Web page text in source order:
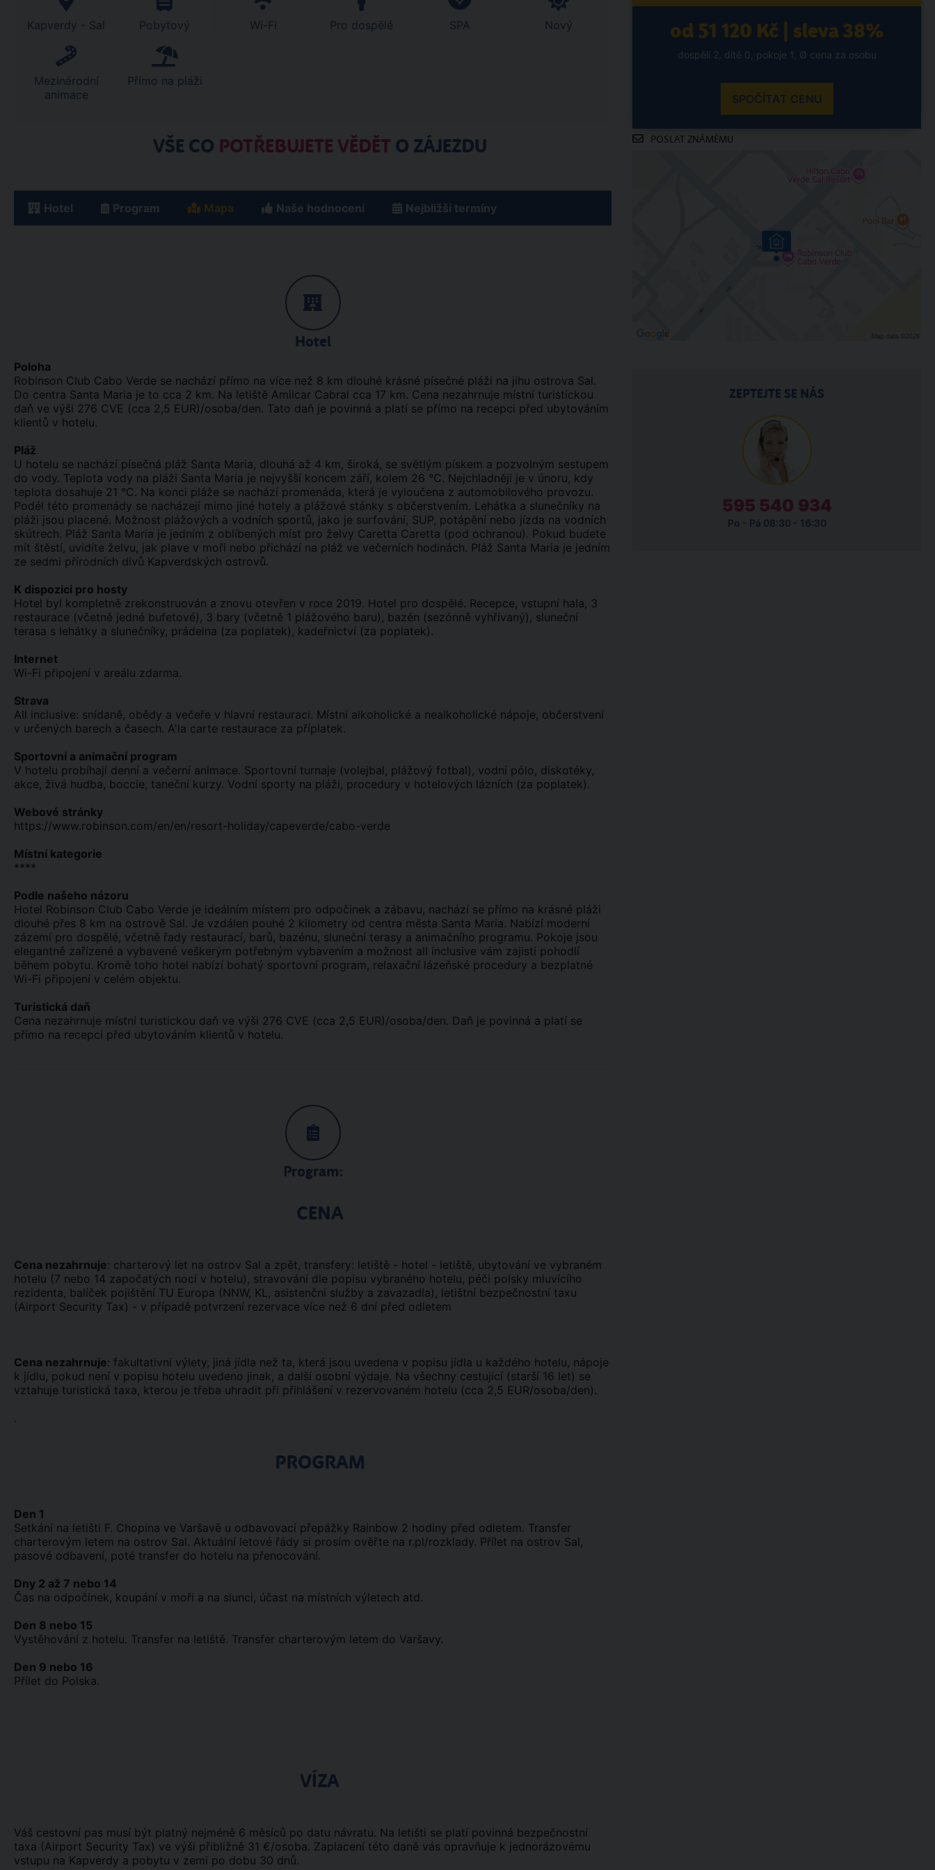
Kapverdy - Sal Pobytový Wi-Fi Pro dospělé SPA Nový
Mezinárodní
animace
Přímo na pláži
VŠE CO POTŘEBUJETE VĚDĚT O ZÁJEZDU
Hotel Program Mapa Naše hodnocení Nejbližší termíny
Hotel
Poloha
Robinson Club Cabo Verde se nachází přímo na více než 8 km dlouhé krásné písečné pláži na jihu ostrova Sal.
Do centra Santa Maria je to cca 2 km. Na letiště Amilcar Cabral cca 17 km. Cena nezahrnuje místní turistickou
daň ve výši 276 CVE (cca 2,5 EUR)/osoba/den. Tato daň je povinná a platí se přímo na recepci před ubytováním
klientů v hotelu.
Pláž
U hotelu se nachází písečná pláž Santa Maria, dlouhá až 4 km, široká, se světlým pískem a pozvolným sestupem
do vody. Teplota vody na pláži Santa Maria je nejvyšší koncem září, kolem 26 °C. Nejchladněji je v únoru, kdy
teplota dosahuje 21 °C. Na konci pláže se nachází promenáda, která je vyloučena z automobilového provozu.
Podél této promenády se nacházejí mimo jiné hotely a plážové stánky s občerstvením. Lehátka a slunečníky na
pláži jsou placené. Možnost plážových a vodních sportů, jako je surfování, SUP, potápění nebo jízda na vodních
skútrech. Pláž Santa Maria je jedním z oblíbených míst pro želvy Caretta Caretta (pod ochranou). Pokud budete
mít štěstí, uvidíte želvu, jak plave v moři nebo přichází na pláž ve večerních hodinách. Pláž Santa Maria je jedním
ze sedmi přírodních divů Kapverdských ostrovů.
K dispozici pro hosty
Hotel byl kompletně zrekonstruován a znovu otevřen v roce 2019. Hotel pro dospělé. Recepce, vstupní hala, 3
restaurace (včetně jedné bufetové), 3 bary (včetně 1 plážového baru), bazén (sezónně vyhřívaný), sluneční
terasa s lehátky a slunečníky, prádelna (za poplatek), kadeřnictví (za poplatek).
Internet
Wi-Fi připojení v areálu zdarma.
Strava
All inclusive: snídaně, obědy a večeře v hlavní restauraci. Místní alkoholické a nealkoholické nápoje, občerstvení
v určených barech a časech. A'la carte restaurace za příplatek.
Sportovní a animační program
V hotelu probíhají denní a večerní animace. Sportovní turnaje (volejbal, plážový fotbal), vodní pólo, diskotéky,
akce, živá hudba, boccie, taneční kurzy. Vodní sporty na pláži, procedury v hotelových lázních (za poplatek).
Webové stránky
https://www.robinson.com/en/en/resort-holiday/capeverde/cabo-verde
Místní kategorie
****
Podle našeho názoru
Hotel Robinson Club Cabo Verde je ideálním místem pro odpočinek a zábavu, nachází se přímo na krásné pláži
dlouhé přes 8 km na ostrově Sal. Je vzdálen pouhé 2 kilometry od centra města Santa Maria. Nabízí moderní
zázemí pro dospělé, včetně řady restaurací, barů, bazénu, sluneční terasy a animačního programu. Pokoje jsou
elegantně zařízené a vybavené veškerým potřebným vybavením a možnost all inclusive vám zajistí pohodlí
během pobytu. Kromě toho hotel nabízí bohatý sportovní program, relaxační lázeňské procedury a bezplatné
Wi-Fi připojení v celém objektu.
Turistická daň
Cena nezahrnuje místní turistickou daň ve výši 276 CVE (cca 2,5 EUR)/osoba/den. Daň je povinná a platí se
přímo na recepci před ubytováním klientů v hotelu.
Program:
CENA
Cena nezahrnuje: charterový let na ostrov Sal a zpět, transfery: letiště - hotel - letiště, ubytování ve vybraném
hotelu (7 nebo 14 započatých nocí v hotelu), stravování dle popisu vybraného hotelu, péči polsky mluvícího
rezidenta, balíček pojištění TU Europa (NNW, KL, asistenční služby a zavazadla), letištní bezpečnostní taxu
(Airport Security Tax) - v případě potvrzení rezervace více než 6 dní před odletem
Cena nezahrnuje: fakultativní výlety, jiná jídla než ta, která jsou uvedena v popisu jídla u každého hotelu, nápoje
k jídlu, pokud není v popisu hotelu uvedeno jinak, a další osobní výdaje. Na všechny cestující (starší 16 let) se
vztahuje turistická taxa, kterou je třeba uhradit při přihlášení v rezervovaném hotelu (cca 2,5 EUR/osoba/den).
.
PROGRAM
Den 1
Setkání na letišti F. Chopina ve Varšavě u odbavovací přepážky Rainbow 2 hodiny před odletem. Transfer
charterovým letem na ostrov Sal. Aktuální letové řády si prosím ověřte na r.pl/rozklady. Přílet na ostrov Sal,
pasové odbavení, poté transfer do hotelu na přenocování.
Dny 2 až 7 nebo 14
Čas na odpočinek, koupání v moři a na slunci, účast na místních výletech atd.
Den 8 nebo 15
Vystěhování z hotelu. Transfer na letiště. Transfer charterovým letem do Varšavy.
Den 9 nebo 16
Přílet do Polska.
VÍZA
Váš cestovní pas musí být platný nejméně 6 měsíců po datu návratu. Na letišti se platí povinná bezpečnostní
taxa (Airport Security Tax) ve výši přibližně 31 €/osoba. Zaplacení této daně vás opravňuje k jednorázovému
vstupu na Kapverdy a pobytu v zemi po dobu 30 dnů.
od 51 120 Kč | sleva 38%
dospělí 2, dítě 0, pokoje 1, Ø cena za osobu
SPOČÍTAT CENU
POSLAT ZNÁMÉMU
ZEPTEJTE SE NÁS
595 540 934
Po - Pá 08:30 - 16:30